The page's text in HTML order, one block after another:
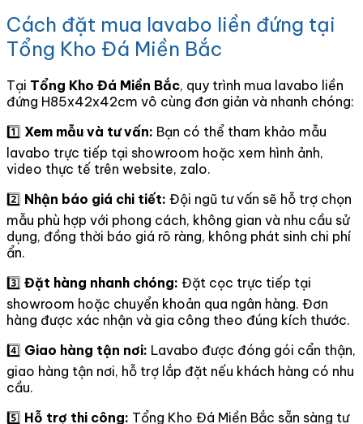
Cách đặt mua lavabo liền đứng tại
Tổng Kho Đá Miền Bắc
Tại Tổng Kho Đá Miền Bắc, quy trình mua lavabo liền
đứng H85x42x42cm vô cùng đơn giản và nhanh chóng:
1️⃣ Xem mẫu và tư vấn: Bạn có thể tham khảo mẫu
lavabo trực tiếp tại showroom hoặc xem hình ảnh,
video thực tế trên website, zalo.
2️⃣ Nhận báo giá chi tiết: Đội ngũ tư vấn sẽ hỗ trợ chọn
mẫu phù hợp với phong cách, không gian và nhu cầu sử
dụng, đồng thời báo giá rõ ràng, không phát sinh chi phí
ẩn.
3️⃣ Đặt hàng nhanh chóng: Đặt cọc trực tiếp tại
showroom hoặc chuyển khoản qua ngân hàng. Đơn
hàng được xác nhận và gia công theo đúng kích thước.
4️⃣ Giao hàng tận nơi: Lavabo được đóng gói cẩn thận,
giao hàng tận nơi, hỗ trợ lắp đặt nếu khách hàng có nhu
cầu.
5️⃣ Hỗ trợ thi công: Tổng Kho Đá Miền Bắc sẵn sàng tư